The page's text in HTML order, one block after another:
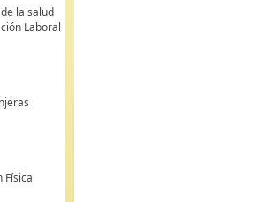
la salud
Laboral
Física